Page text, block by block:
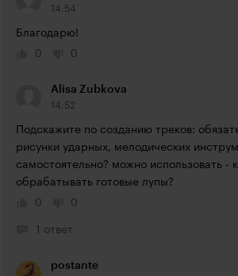
14:54
Благодарю!
0
0
Alisa Zubkova
14:52
Подскажите по созданию треков:
рисунки ударных, мелодических
самостоятельно? можно использовать -
обрабатывать готовые лупы?
0
0
1 ответ
postante